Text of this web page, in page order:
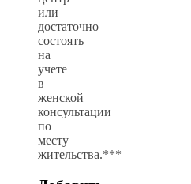
или
достаточно
состоять
на
учете
в
женской
консультации
по
месту
жительства.***